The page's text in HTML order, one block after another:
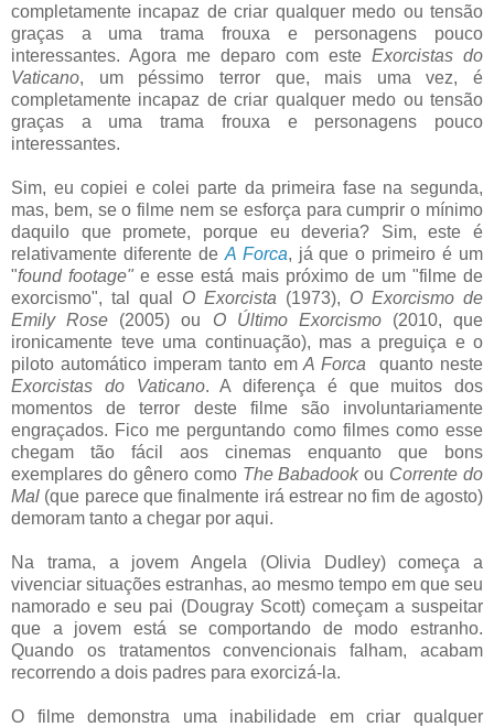
completamente incapaz de criar qualquer medo ou tensão
graças a uma trama frouxa e personagens pouco
interessantes. Agora me deparo com este Exorcistas do
Vaticano, um péssimo terror que, mais uma vez, é
completamente incapaz de criar qualquer medo ou tensão
graças a uma trama frouxa e personagens pouco
interessantes.
Sim, eu copiei e colei parte da primeira fase na segunda,
mas, bem, se o filme nem se esforça para cumprir o mínimo
daquilo que promete, porque eu deveria? Sim, este é
relativamente diferente de A Forca, já que o primeiro é um
"found footage"e esse está mais próximo de um "filme de
exorcismo", tal qual O Exorcista (1973), O Exorcismo de
Emily Rose (2005) ou O Último Exorcismo(2010, que
ironicamente teve uma continuação), mas a preguiça e o
piloto automático imperam tanto emA Forca
quanto neste
Exorcistas do Vaticano. A diferença é que muitos dos
momentos de terror deste filme são involuntariamente
engraçados. Fico me perguntando como filmes como esse
chegam tão fácil aos cinemas enquanto que bons
exemplares do gênero como The Babadookou Corrente do
Mal (que parece que finalmente irá estrear no fim de agosto)
demoram tanto a chegar por aqui.
Na trama, a jovem Angela (Olivia Dudley) começa a
vivenciar situações estranhas, ao mesmo tempo em que seu
namorado e seu pai (Dougray Scott) começam a suspeitar
que a jovem está se comportando de modo estranho.
Quando os tratamentos convencionais falham, acabam
recorrendo a dois padres para exorcizá-la.
O filme demonstra uma inabilidade em criar qualquer